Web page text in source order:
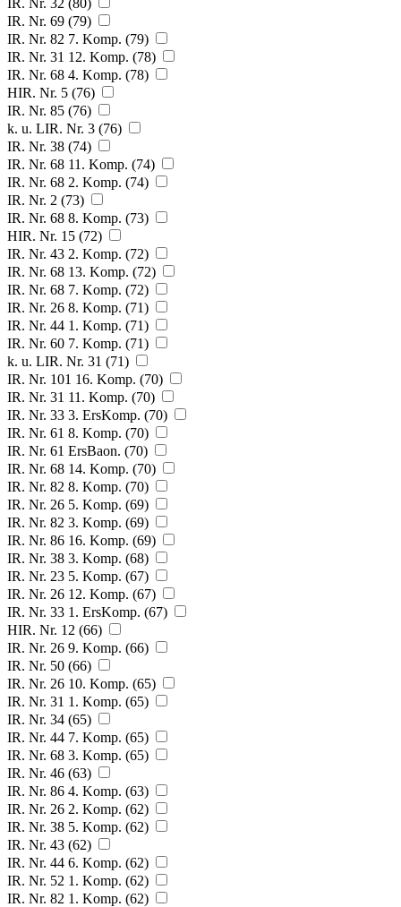
IR. Nr. 32 (80)
IR. Nr. 69 (79)
IR. Nr. 82 7. Komp. (79)
IR. Nr. 31 12. Komp. (78)
IR. Nr. 68 4. Komp. (78)
HIR. Nr. 5 (76)
IR. Nr. 85 (76)
k. u. LIR. Nr. 3 (76)
IR. Nr. 38 (74)
IR. Nr. 68 11. Komp. (74)
IR. Nr. 68 2. Komp. (74)
IR. Nr. 2 (73)
IR. Nr. 68 8. Komp. (73)
HIR. Nr. 15 (72)
IR. Nr. 43 2. Komp. (72)
IR. Nr. 68 13. Komp. (72)
IR. Nr. 68 7. Komp. (72)
IR. Nr. 26 8. Komp. (71)
IR. Nr. 44 1. Komp. (71)
IR. Nr. 60 7. Komp. (71)
k. u. LIR. Nr. 31 (71)
IR. Nr. 101 16. Komp. (70)
IR. Nr. 31 11. Komp. (70)
IR. Nr. 33 3. ErsKomp. (70)
IR. Nr. 61 8. Komp. (70)
IR. Nr. 61 ErsBaon. (70)
IR. Nr. 68 14. Komp. (70)
IR. Nr. 82 8. Komp. (70)
IR. Nr. 26 5. Komp. (69)
IR. Nr. 82 3. Komp. (69)
IR. Nr. 86 16. Komp. (69)
IR. Nr. 38 3. Komp. (68)
IR. Nr. 23 5. Komp. (67)
IR. Nr. 26 12. Komp. (67)
IR. Nr. 33 1. ErsKomp. (67)
HIR. Nr. 12 (66)
IR. Nr. 26 9. Komp. (66)
IR. Nr. 50 (66)
IR. Nr. 26 10. Komp. (65)
IR. Nr. 31 1. Komp. (65)
IR. Nr. 34 (65)
IR. Nr. 44 7. Komp. (65)
IR. Nr. 68 3. Komp. (65)
IR. Nr. 46 (63)
IR. Nr. 86 4. Komp. (63)
IR. Nr. 26 2. Komp. (62)
IR. Nr. 38 5. Komp. (62)
IR. Nr. 43 (62)
IR. Nr. 44 6. Komp. (62)
IR. Nr. 52 1. Komp. (62)
IR. Nr. 82 1. Komp. (62)